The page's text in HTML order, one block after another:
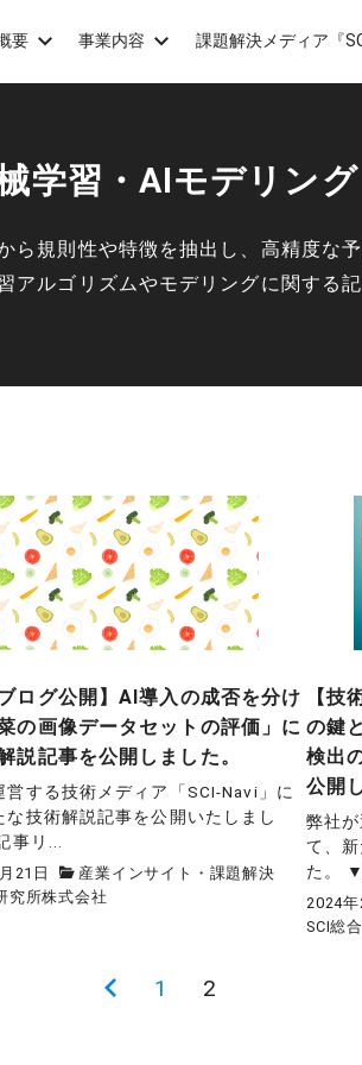
要 事業内容 課題解決メディア『
学習・AIモデリング
ら規則性や特徴を抽出し、高精度な
アルゴリズムやモデリングに関する記
ブログ公開】AI導入の成否を分け
の画像データセットの評価」に
説記事を公開しました。
営する技術メディア「SCI-Navi」に
な技術解説記事を公開いたしまし
事リ...
21日
産業インサイト・課題解決
究所株式会社
【技
の鍵
検出
公開
弊社
て、
た。 ▼
2024年
SCI総
前1 2